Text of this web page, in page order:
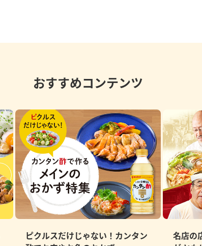
おすすめコンテンツ
ピクルスだけじゃない！カンタン
名店の